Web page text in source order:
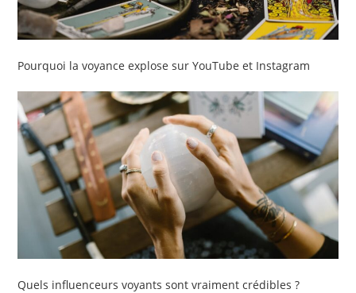
Pourquoi la voyance explose sur YouTube et Instagram
Quels influenceurs voyants sont vraiment crédibles ?